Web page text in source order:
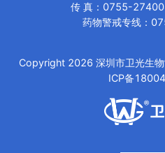
传 真： 0755-
药物警戒专线：
Copyright 2026 深圳市卫光生
ICP备